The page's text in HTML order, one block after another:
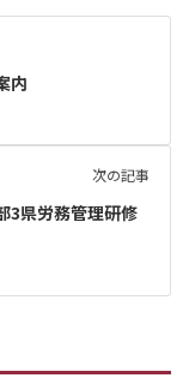
内
次の記事
3県労務管理研修